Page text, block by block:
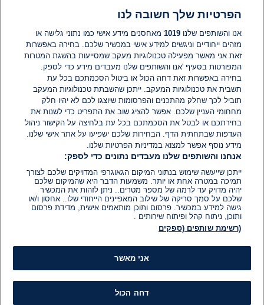
תגובות
אין עדיין תגובות. היה הראשון להגיב
הוסף תגובה
הפרטיות שלך חשובה לנו
אנו והשותפים שלנו1019 מאחסנים מידע אישי כמו נתוני גלישה או
מזהים ייחודיים וניגשים למידע אישי במכשיר שלכם. בחירה באפשרות
זאת אני מאשר מפעילה טכנולוגיות מעקב שמסייעות בהשגת המטרות
המפורטות בסעיף 'אנו והשותפים שלנו מעבדים מידע כדי לספק.
בחירה באפשרות זאת דחה הכול או ביטול הסכמתכם בכל עת
תשבית את טכנולוגיות המעקב. ייתכן שהשבתת טכנולוגיות המעקב
תוביל לכך שחלק מהתכנים והפרסומות שיוצגו לכם לא יהיו חלק
מחחומי העניין שלכם. אפשר להציג שוב את התפריט כדי לשנות את
בחירתכם או לבטל את הסכמתכם בכל עת בלחיצה על הקישור ניהול
העדפות שבתחתית הדף. הבחירות שלכם ישפיעו על אתר אישי שלנו.
מידע נוסף אפשר למצוא במדיניות הפרטיות שלנו.
אנחנו והשותפים שלנו מעבדים נתונים כדי לספק:
ייתכן שייעשה שימוש בנתוני המיקום הגאוגרפי המדויקים שלכם לצורך
תמיכה במטרה אחת או יותר. משמעות הדבר היא שהמיקום שלכם
יהיה מדויק עד לרמה של מספר מטרים.. ניתן לזהות את המכשיר
שלכם על סמך סריקה של שילוב המאפיינים הייחודי שלו.. אחסון ו/או
גישה למידע במכשיר. פרסום ותוכן מותאמים אישית, מדידת פרסום
ותוכן, ניתוח קהל ופיתוח שירותים .
(רשימת שותפים (ספקים
אני מאשר
דחה הכול